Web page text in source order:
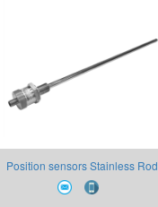
Position sensors Stainless Rod
Flanged Head Compact